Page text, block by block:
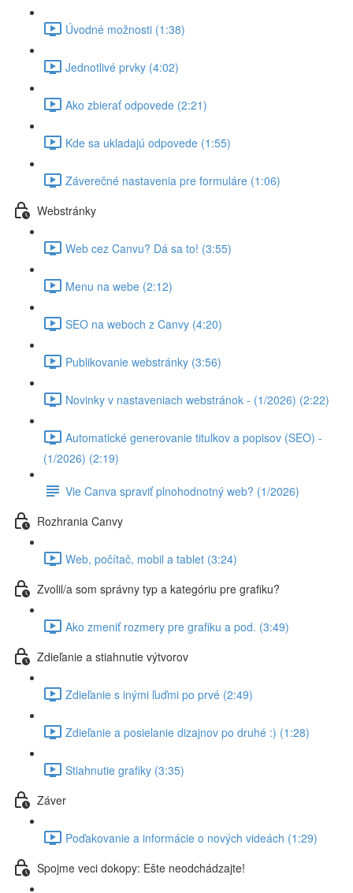
Úvodné možnosti (1:38)
Jednotlivé prvky (4:02)
Ako zbierať odpovede (2:21)
Kde sa ukladajú odpovede (1:55)
Záverečné nastavenia pre formuláre (1:06)
Webstránky
Web cez Canvu? Dá sa to! (3:55)
Menu na webe (2:12)
SEO na weboch z Canvy (4:20)
Publikovanie webstránky (3:56)
Novinky v nastaveniach webstránok - (1/2026) (2:22)
Automatické generovanie titulkov a popisov (SEO) -
(1/2026) (2:19)
Vie Canva spraviť plnohodnotný web? (1/2026)
Rozhrania Canvy
Web, počítač, mobil a tablet (3:24)
Zvolil/a som správny typ a kategóriu pre grafiku?
Ako zmeniť rozmery pre grafiku a pod. (3:49)
Zdieľanie a stiahnutie výtvorov
Zdieľanie s inými ľuďmi po prvé (2:49)
Zdieľanie a posielanie dizajnov po druhé :) (1:28)
Stiahnutie grafiky (3:35)
Záver
Poďakovanie a informácie o nových videách (1:29)
Spojme veci dokopy: Ešte neodchádzajte!